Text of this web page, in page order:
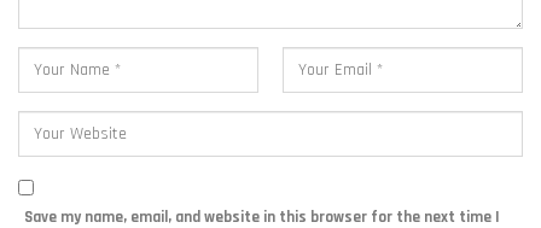
Save my name, email, and website in this browser for the next time I